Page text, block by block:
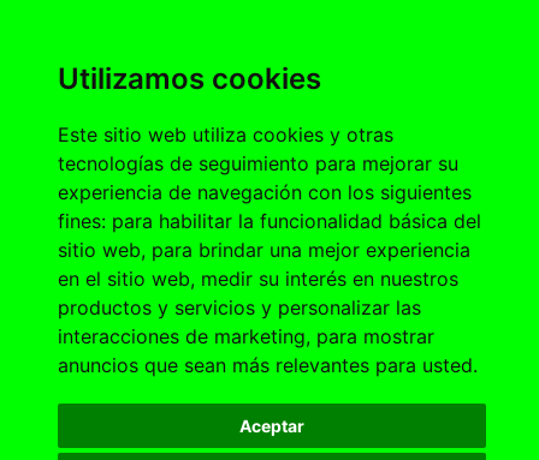
Utilizamos cookies
Este sitio web utiliza cookies y otras
tecnologías de seguimiento para mejorar su
experiencia de navegación con los siguientes
fines: para habilitar la funcionalidad básica del
sitio web, para brindar una mejor experiencia
en el sitio web, medir su interés en nuestros
productos y servicios y personalizar las
interacciones de marketing, para mostrar
anuncios que sean más relevantes para usted.
Aceptar